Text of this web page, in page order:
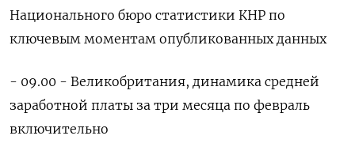
Национального бюро статистики КНР по
ключевым моментам опубликованных данных
- 09.00 - Великобритания, динамика средней
заработной платы за три месяца по февраль
включительно